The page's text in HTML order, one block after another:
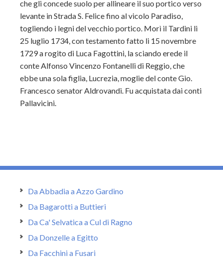
che gli concede suolo per allineare il suo portico verso
levante in Strada S. Felice fino al vicolo Paradiso,
togliendo i legni del vecchio portico. Morì il Tardini li
25 luglio 1734, con testamento fatto li 15 novembre
1729 a rogito di Luca Fagottini, la sciando erede il
conte Alfonso Vincenzo Fontanelli di Reggio, che
ebbe una sola figlia, Lucrezia, moglie del conte Gio.
Francesco senator Aldrovandi. Fu acquistata dai conti
Pallavicini.
Da Abbadia a Azzo Gardino
Da Bagarotti a Buttieri
Da Ca' Selvatica a Cul di Ragno
Da Donzelle a Egitto
Da Facchini a Fusari